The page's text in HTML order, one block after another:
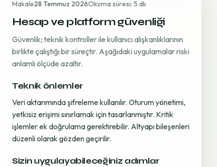
Makale28 Temmuz 2026Okuma süresi: 5 dk
Hesap ve platform güvenliği
Güvenlik; teknik kontroller ile kullanıcı alışkanlıklarının
birlikte çalıştığı bir süreçtir. Aşağıdaki uygulamalar riski
anlamlı ölçüde azaltır.
Teknik önlemler
Veri aktarımında şifreleme kullanılır. Oturum yönetimi,
yetkisiz erişimi sınırlamak için tasarlanmıştır. Kritik
işlemler ek doğrulama gerektirebilir. Altyapı bileşenleri
düzenli olarak gözden geçirilir.
Sizin uygulayabileceğiniz adımlar